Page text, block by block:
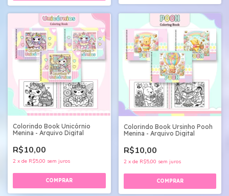
Colorindo Book Unicórnio
Menina - Arquivo Digital
R$10,00
2 x de R$5,00 sem juros
Colorindo Book Ursinho Pooh
Menina - Arquivo Digital
R$10,00
2 x de R$5,00 sem juros